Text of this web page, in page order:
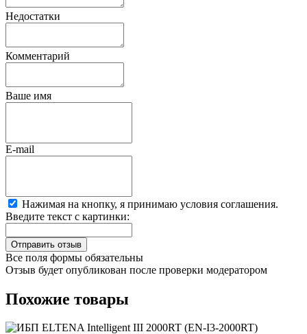
Недостатки
Комментарий
Ваше имя
E-mail
Нажимая на кнопку, я принимаю условия соглашения.
Введите текст с картинки:
Все поля формы обязательны
Отзыв будет опубликован после проверки модератором
Похожие товары